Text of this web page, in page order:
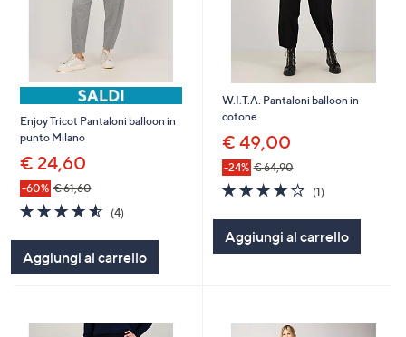
Enjoy Tricot Pantaloni balloon in
punto Milano
€ 24,60
-60% € 61,60
4.5
of
5
Stars
(4)
Aggiungi al carrello
W.I.T.A. Pantaloni balloon in
cotone
€ 49,00
-24% € 64,90
4.0
of
5
Stars
(1)1
Aggiungi al carrello